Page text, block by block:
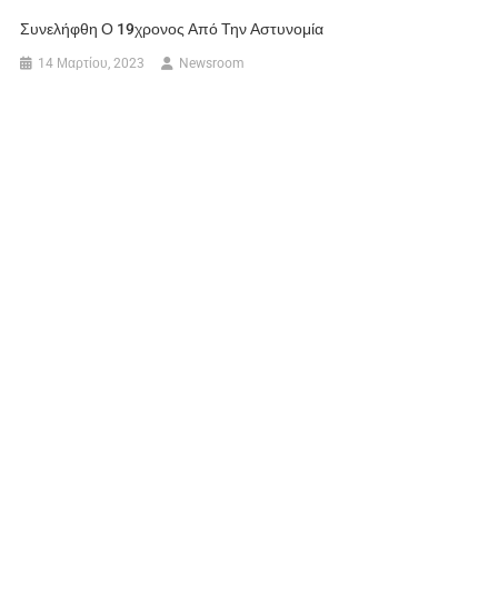
Συνελήφθη Ο 19χρονος Από Την Αστυνομία
14 Μαρτίου, 2023 Newsroom